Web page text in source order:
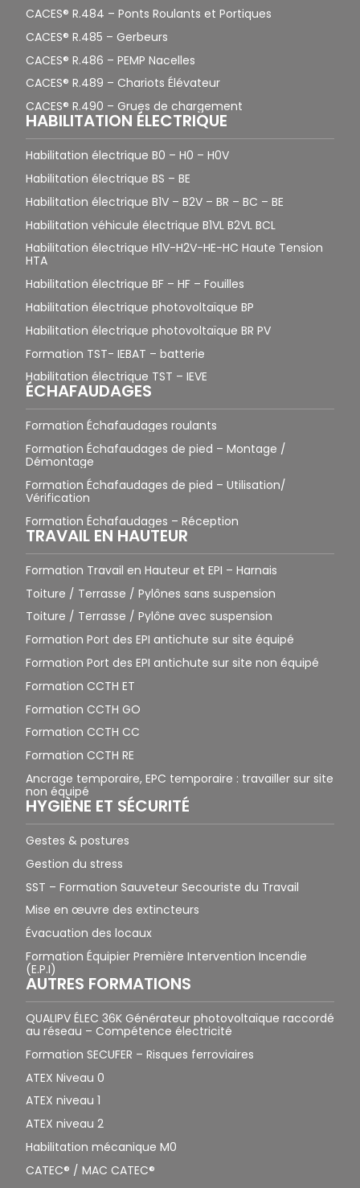
CACES® R.484 – Ponts Roulants et Portiques
CACES® R.485 – Gerbeurs
CACES® R.486 – PEMP Nacelles
CACES® R.489 – Chariots Élévateur
CACES® R.490 – Grues de chargement
HABILITATION ÉLECTRIQUE
Habilitation électrique B0 – H0 – H0V
Habilitation électrique BS – BE
Habilitation électrique B1V – B2V – BR – BC – BE
Habilitation véhicule électrique B1VL B2VL BCL
Habilitation électrique H1V-H2V-HE-HC Haute Tension
HTA
Habilitation électrique BF – HF – Fouilles
Habilitation électrique photovoltaïque BP
Habilitation électrique photovoltaïque BR PV
Formation TST- IEBAT – batterie
Habilitation électrique TST – IEVE
ÉCHAFAUDAGES
Formation Échafaudages roulants
Formation Échafaudages de pied – Montage /
Démontage
Formation Échafaudages de pied – Utilisation/
Vérification
Formation Échafaudages – Réception
TRAVAIL EN HAUTEUR
Formation Travail en Hauteur et EPI – Harnais
Toiture / Terrasse / Pylônes sans suspension
Toiture / Terrasse / Pylône avec suspension
Formation Port des EPI antichute sur site équipé
Formation Port des EPI antichute sur site non équipé
Formation CCTH ET
Formation CCTH GO
Formation CCTH CC
Formation CCTH RE
Ancrage temporaire, EPC temporaire : travailler sur site
non équipé
HYGIÈNE ET SÉCURITÉ
Gestes & postures
Gestion du stress
SST – Formation Sauveteur Secouriste du Travail
Mise en œuvre des extincteurs
Évacuation des locaux
Formation Équipier Première Intervention Incendie
(E.P.I)
AUTRES FORMATIONS
QUALIPV ÉLEC 36K Générateur photovoltaïque raccordé
au réseau – Compétence électricité
Formation SECUFER – Risques ferroviaires
ATEX Niveau 0
ATEX niveau 1
ATEX niveau 2
Habilitation mécanique M0
CATEC® / MAC CATEC®